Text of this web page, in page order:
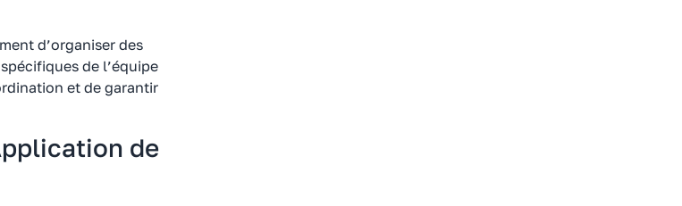
d’organiser des
de l’équipe
et de garantir
de